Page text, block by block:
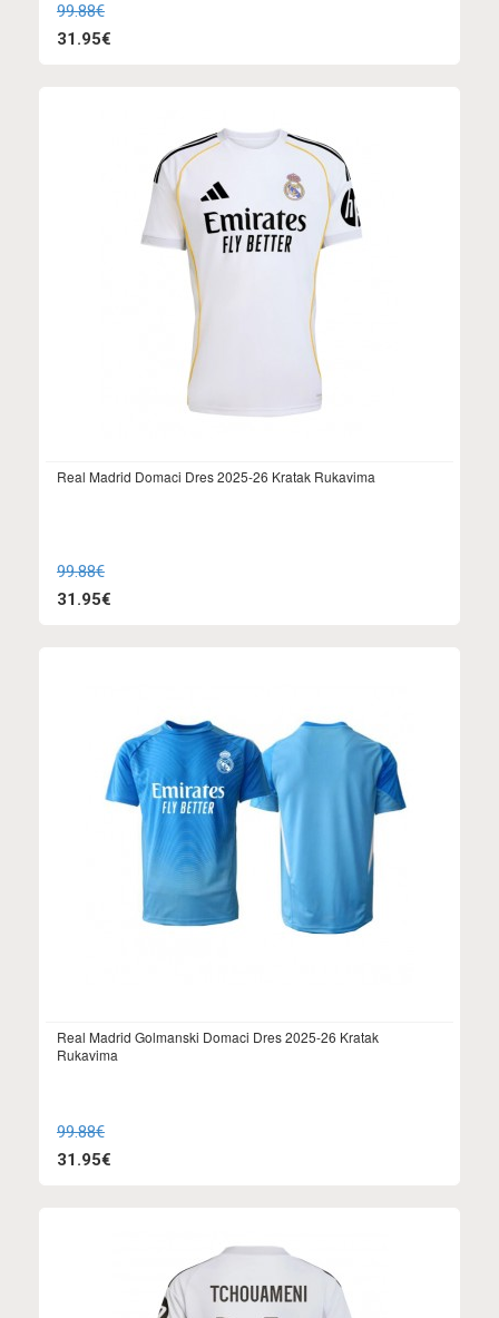
99.88€
31.95€
Real Madrid Domaci Dres 2025-26 Kratak Rukavima
99.88€
31.95€
Real Madrid Golmanski Domaci Dres 2025-26 Kratak
Rukavima
99.88€
31.95€